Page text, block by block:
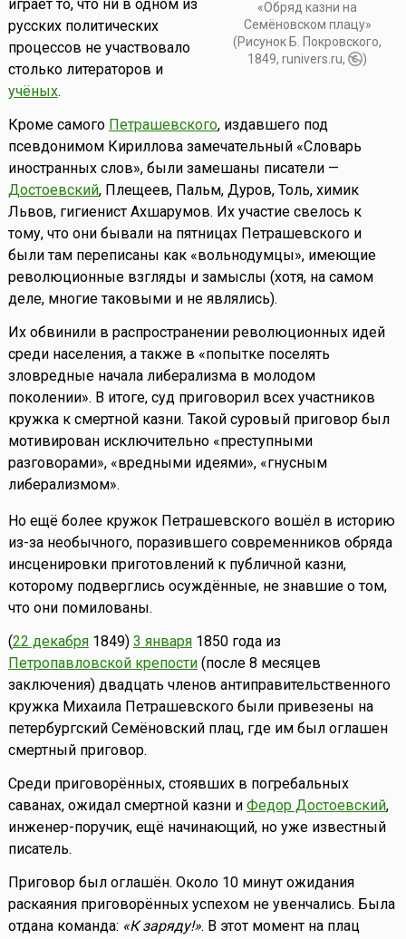
«Обряд казни на
Семёновском плацу»
(Рисунок Б. Покровского,
1849, runivers.ru,
)
играет то, что ни в одном из
русских политических
процессов не участвовало
столько литераторов и
учёных.
Кроме самого Петрашевского, издавшего под
псевдонимом Кириллова замечательный «Словарь
иностранных слов», были замешаны писатели —
Достоевский, Плещеев, Пальм, Дуров, Толь, химик
Львов, гигиенист Ахшарумов. Их участие свелось к
тому, что они бывали на пятницах Петрашевского и
были там переписаны как «вольнодумцы», имеющие
революционные взгляды и замыслы (хотя, на самом
деле, многие таковыми и не являлись).
Их обвинили в распространении революционных идей
среди населения, а также в «попытке поселять
зловредные начала либерализма в молодом
поколении». В итоге, суд приговорил всех участников
кружка к смертной казни. Такой суровый приговор был
мотивирован исключительно «преступными
разговорами», «вредными идеями», «гнусным
либерализмом».
Но ещё более кружок Петрашевского вошёл в историю
из-за необычного, поразившего современников обряда
инсценировки приготовлений к публичной казни,
которому подверглись осуждённые, не знавшие о том,
что они помилованы.
(22 декабря1849) 3 января1850 года из
Петропавловской крепости(после 8 месяцев
заключения) двадцать членов антиправительственного
кружка Михаила Петрашевского были привезены на
петербургский Семёновский плац, где им был оглашен
смертный приговор.
Среди приговорённых, стоявших в погребальных
саванах, ожидал смертной казни и Федор Достоевский,
инженер-поручик, ещё начинающий, но уже известный
писатель.
Приговор был оглашён. Около 10 минут ожидания
раскаяния приговорённых успехом не увенчались. Была
отдана команда: «К заряду!». В этот момент на плац